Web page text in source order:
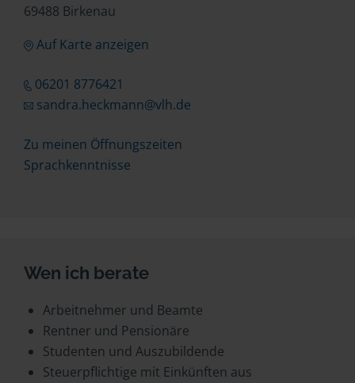
69488 Birkenau
Auf Karte anzeigen
06201 8776421
sandra.heckmann@vlh.de
Zu meinen Öffnungszeiten
Sprachkenntnisse
Wen ich berate
Arbeitnehmer und Beamte
Rentner und Pensionäre
Studenten und Auszubildende
Steuerpflichtige mit Einkünften aus